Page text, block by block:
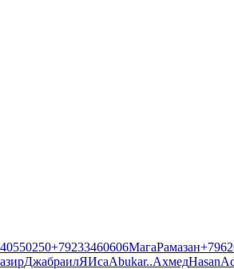
+79233460606МагаРамазан
ДжабраилЯИсаAbukar..АхмедHasan